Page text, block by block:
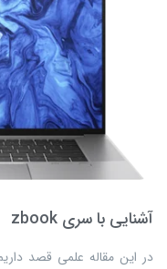
آشنایی با سری zbook